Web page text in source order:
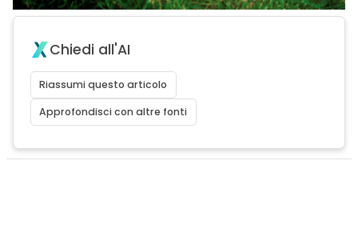
Chiedi all'AI
Riassumi questo articolo
Approfondisci con altre fonti